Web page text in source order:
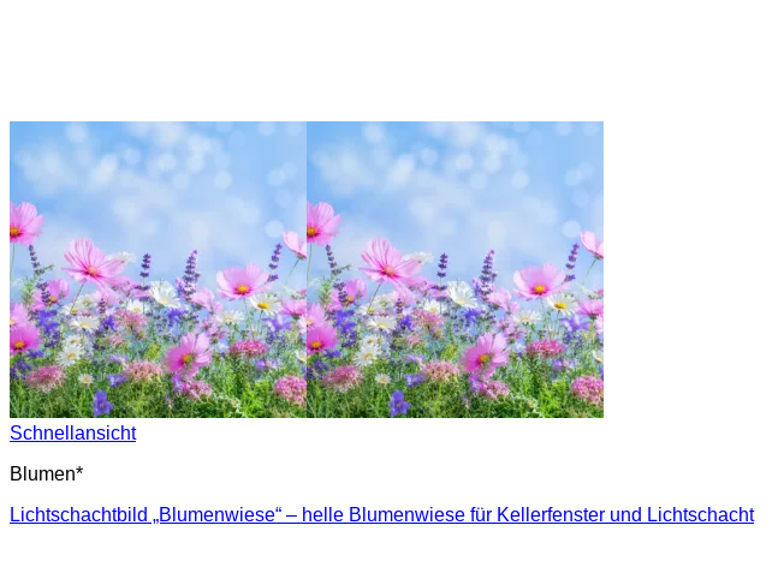
Schnellansicht
Blumen*
Lichtschachtbild „Blumenwiese“ – helle Blumenwiese für Kellerfenster und Lichtschacht